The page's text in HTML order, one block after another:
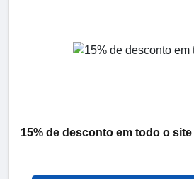
15% de desconto em todo o site